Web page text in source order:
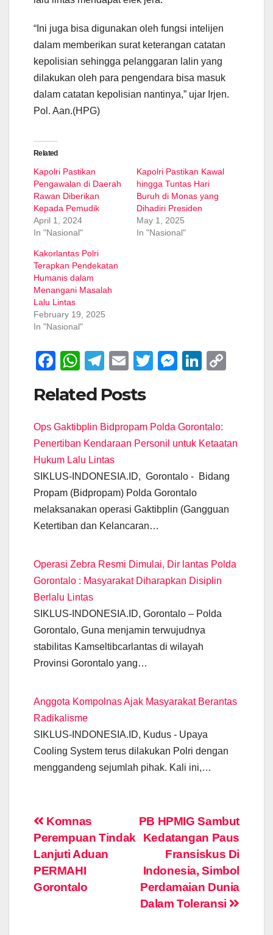
“Ini juga bisa digunakan oleh fungsi intelijen
dalam memberikan surat keterangan catatan
kepolisian sehingga pelanggaran lalin yang
dilakukan oleh para pengendara bisa masuk
dalam catatan kepolisian nantinya,” ujar Irjen.
Pol. Aan.(HPG)
Related
Kapolri Pastikan
Pengawalan di Daerah
Rawan Diberikan
Kepada Pemudik
April 1, 2024
In "Nasional"
Kapolri Pastikan Kawal
hingga Tuntas Hari
Buruh di Monas yang
Dihadiri Presiden
May 1, 2025
In "Nasional"
Kakorlantas Polri
Terapkan Pendekatan
Humanis dalam
Menangani Masalah
Lalu Lintas
February 19, 2025
In "Nasional"
F
c
e
b
o
o
k
W
at
s
A
p
p
T
e
gr
a
m
E
ail
T
er
M
e
n
er
Li
e
dI Li
k
Related Posts
Ops Gaktibplin Bidpropam Polda Gorontalo:
Penertiban Kendaraan Personil untuk Ketaatan
Hukum Lalu Lintas
SIKLUS-INDONESIA.ID, Gorontalo - Bidang
Propam (Bidpropam) Polda Gorontalo
melaksanakan operasi Gaktibplin (Gangguan
Ketertiban dan Kelancaran…
Operasi Zebra Resmi Dimulai, Dir lantas Polda
Gorontalo : Masyarakat Diharapkan Disiplin
Berlalu Lintas
SIKLUS-INDONESIA.ID, Gorontalo – Polda
Gorontalo, Guna menjamin terwujudnya
stabilitas Kamseltibcarlantas di wilayah
Provinsi Gorontalo yang…
Anggota Kompolnas Ajak Masyarakat Berantas
Radikalisme
SIKLUS-INDONESIA.ID, Kudus - Upaya
Cooling System terus dilakukan Polri dengan
menggandeng sejumlah pihak. Kali ini,…
Post
navigation
PB HPMIG Sambut
Kedatangan Paus
Fransiskus Di
Indonesia, Simbol
Perdamaian Dunia
Dalam Toleransi
Komnas
Perempuan Tindak
Lanjuti Aduan
PERMAHI
Gorontalo